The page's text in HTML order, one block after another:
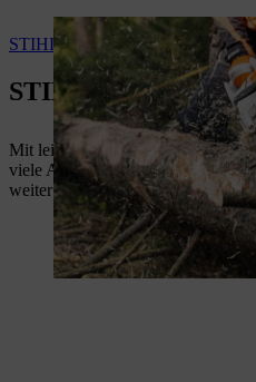
STIHL 2-MIX-Motor
STIHL-Innovationen
Mit leistungsstarken Geräten in
viele Arbeiten einfacher und
weiter für einen Überblick zu